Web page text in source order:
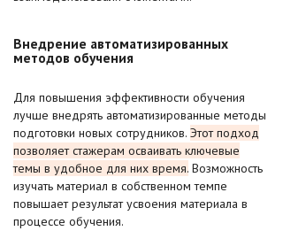
Внедрение автоматизированных
методов обучения
Для повышения эффективности обучения
лучше внедрять автоматизированные методы
подготовки новых сотрудников. Этот подход
позволяет стажерам осваивать ключевые
темы в удобное для них время. Возможность
изучать материал в собственном темпе
повышает результат усвоения материала в
процессе обучения.